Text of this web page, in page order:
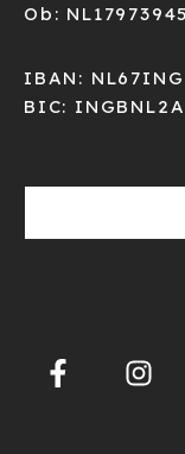
Ob:
IBAN:
BIC: INGBNL2A